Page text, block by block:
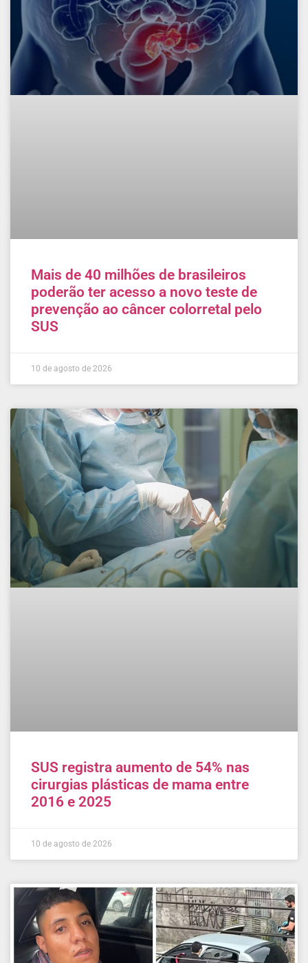
Mais de 40 milhões de brasileiros
poderão ter acesso a novo teste de
prevenção ao câncer colorretal pelo
SUS
10 de agosto de 2026
SUS registra aumento de 54% nas
cirurgias plásticas de mama entre
2016 e 2025
10 de agosto de 2026